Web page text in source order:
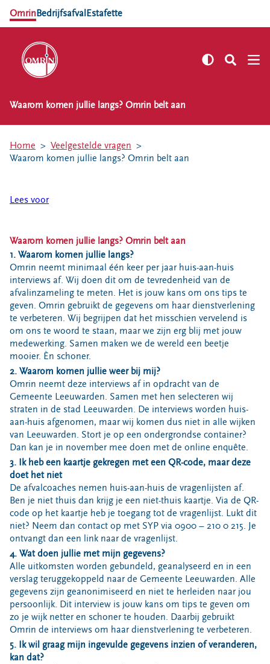
OmrinBedrijfsafval Estafette
NL EN
Afvalkalender
Milieustraten
Kringloopspullen
Afval aanmelden
Bouwcontainer huren
Ons verhaal
Nieuws
Ontdek Omrin
Over Omrin
Hier werken we aan
Ecopark De Wierde
Reststoffen Energie Centrale
Projecten
Contact
Storing, klacht of vraag
Klantenservice SYP
VeeIgestelde vragen
Pers
Locaties
Werken bij
Voor gemeenten
Voor leveranciers en bezoekers
Waarom komen jullie langs? Omrin belt aan
Home
Veelgestelde vragen
Waarom komen jullie langs? Omrin belt aan
Lees voor
Waarom komen jullie langs? Omrin belt aan
1. Waarom komen jullie langs?
Omrin neemt minimaal één keer per jaar huis-aan-huis
interviews af. Wij doen dit om de tevredenheid van de
afvalinzameling te meten. Het is jouw kans om ons tips te
geven. Omrin gebruikt de gegevens om haar dienstverlening
te verbeteren. Wij begrijpen dat het misschien vervelend is
om ons te woord te staan, maar we zijn erg blij met jouw
medewerking. Samen maken we de wereld een beetje
mooier. Èn schoner.
2. Waarom komen jullie weer bij mij?
Omrin neemt deze interviews af in opdracht van de
Gemeente Leeuwarden. Samen met hen selecteren wij
straten in de stad Leeuwarden. De interviews worden huis-
aan-huis afgenomen, maar wij komen dus niet in alle wijken
van Leeuwarden. Stort je op een ondergrondse container?
Dan kan je in november mee doen met de online enquête.
3. Ik heb een kaartje gekregen met een QR-code, maar deze
doet het niet
De afvalcoaches nemen huis-aan-huis de vragenlijsten af.
Ben je niet thuis dan krijg je een niet-thuis kaartje. Via de QR-
code op het kaartje heb je toegang tot de vragenlijst. Lukt dit
niet? Neem dan contact op met SYP via 0900 – 210 0 215. Je
ontvangt dan een link naar de vragenlijst.
4. Wat doen jullie met mijn gegevens?
Alle uitkomsten worden gebundeld, geanalyseerd en in een
verslag teruggekoppeld naar de Gemeente Leeuwarden. Alle
gegevens zijn geanonimiseerd en niet te herleiden naar jou
persoonlijk. Dit interview is jouw kans om tips te geven om
zo je wijk netter en schoner te houden. Daarbij gebruikt
Omrin de interviews om haar dienstverlening te verbeteren.
5. Ik wil graag mijn ingevulde gegevens inzien of veranderen,
kan dat?